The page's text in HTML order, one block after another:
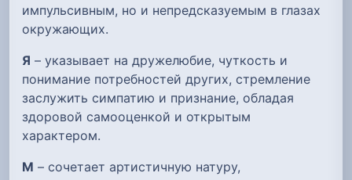
импульсивным, но и непредсказуемым в глазах
окружающих.
Я – указывает на дружелюбие, чуткость и
понимание потребностей других, стремление
заслужить симпатию и признание, обладая
здоровой самооценкой и открытым
характером.
М – сочетает артистичную натуру,